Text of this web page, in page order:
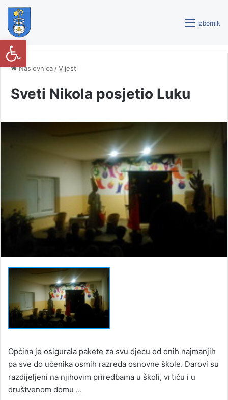
Izbornik
Naslovnica /Vijesti
Sveti Nikola posjetio Luku
Općina je osigurala pakete za svu djecu od onih najmanjih
pa sve do učenika osmih razreda osnovne škole. Darovi su
razdijeljeni na njihovim priredbama u školi, vrtiću i u
društvenom domu …
Open toolbar